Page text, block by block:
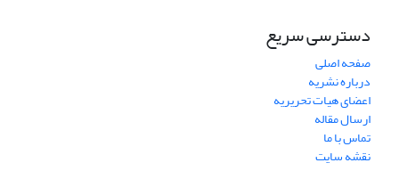
دسترسی سریع
صفحه اصلی
درباره نشریه
اعضای هیات تحریریه
ارسال مقاله
تماس با ما
نقشه سایت